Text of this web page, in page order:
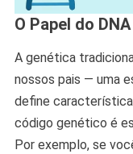
O Papel do
A genética
nossos pais — uma
define
código genético é
Por exemplo, se